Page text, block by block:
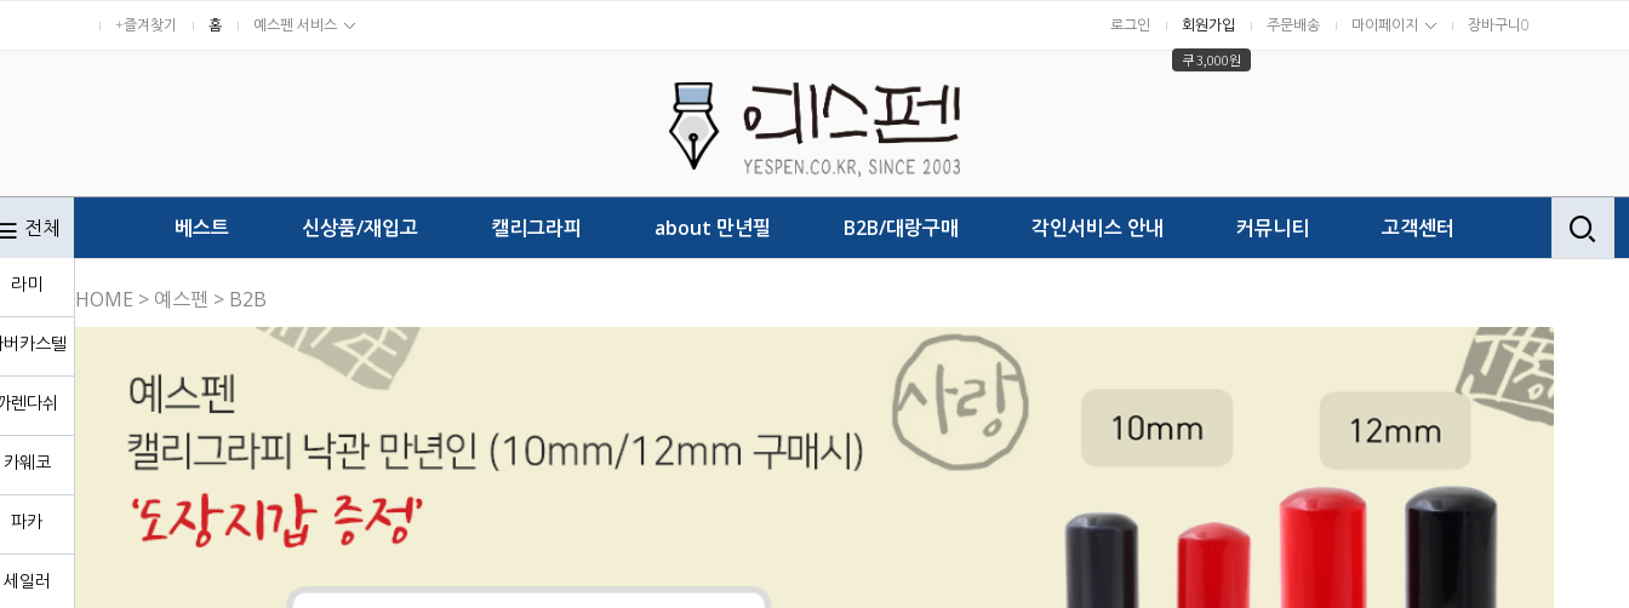
+즐겨찾기 홈 예스펜 서비스 로그인 회원가입
쿠 3,000원
주문배송 마이페이지 장바구니0
전체
라미
카스텔
렌다쉬
카웨코
파카
세일러
베스트 신상품/재입고 캘리그라피 about 만년필 B2B/대랑구매 각인서비스 안내 커뮤니티 고객센터
HOME > 예스펜 > B2B